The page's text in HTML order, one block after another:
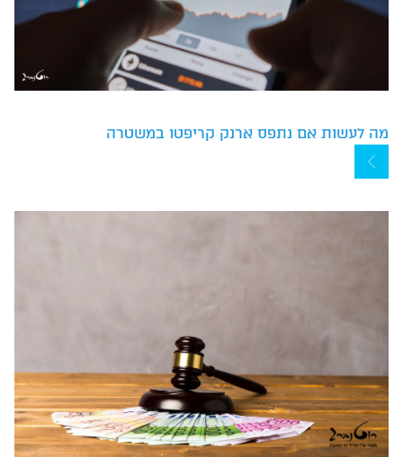
מה לעשות אם נתפס ארנק קריפטו במשטרה